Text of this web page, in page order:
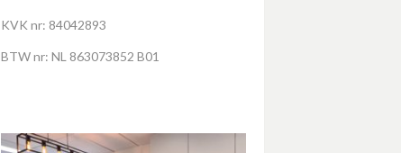
KVK nr: 84042893
BTW nr: NL 863073852 B01